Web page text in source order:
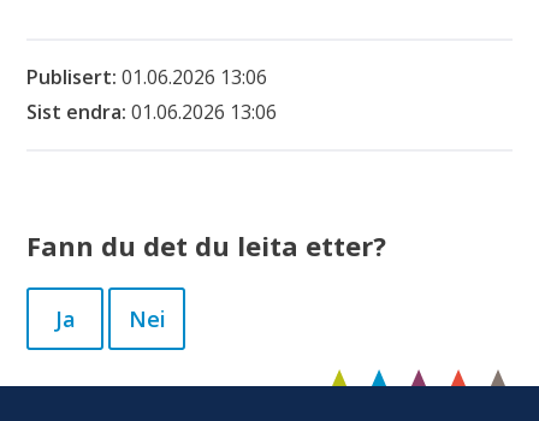
Publisert 01.06.2026 13:06
Sist endra 01.06.2026 13:06
Fann du det du leita etter?
Ja Nei